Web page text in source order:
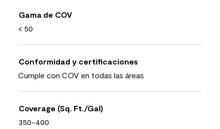
Gama de COV
< 50
Conformidad y certificaciones
Cumple con COV en todas las áreas
Coverage (Sq. Ft./Gal)
350-400